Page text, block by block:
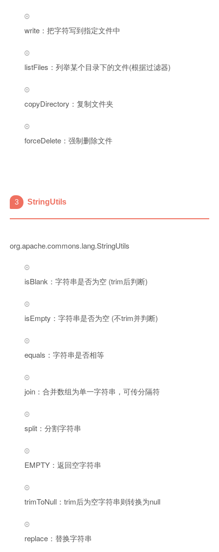
write：把字符写到指定文件中
listFiles：列举某个目录下的文件(根据过滤器)
copyDirectory：复制文件夹
forceDelete：强制删除文件
3 StringUtils
org.apache.commons.lang.StringUtils
isBlank：字符串是否为空 (trim后判断)
isEmpty：字符串是否为空 (不trim并判断)
equals：字符串是否相等
join：合并数组为单一字符串，可传分隔符
split：分割字符串
EMPTY：返回空字符串
trimToNull：trim后为空字符串则转换为null
replace：替换字符串